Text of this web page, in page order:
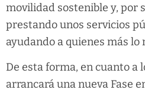
movilidad sostenible y, por
prestando unos servicios
ayudando a quienes más lo
De esta forma, en cuanto a
arrancará una nueva Fase